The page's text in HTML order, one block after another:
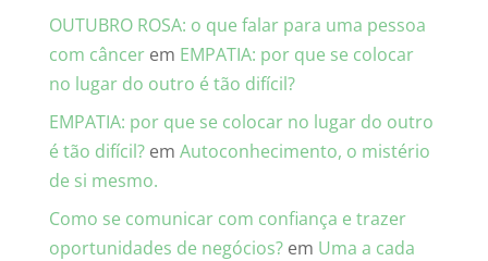
OUTUBRO ROSA: o que falar para uma pessoa
com câncerem EMPATIA: por que se colocar
no lugar do outro é tão difícil?
EMPATIA: por que se colocar no lugar do outro
é tão difícil?em Autoconhecimento, o mistério
de si mesmo.
Como se comunicar com confiança e trazer
oportunidades de negócios?em Uma a cada